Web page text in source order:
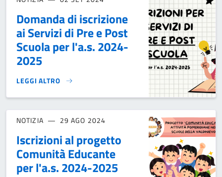
Domanda di iscrizione
ai Servizi di Pre e Post
Scuola per l'a.s. 2024-
2025
LEGGI ALTRO
DOMANDA DI ISCRIZIONE AI SERVIZI DI PRE E POST
NOTIZIA 29 AGO 2024
Iscrizioni al progetto
Comunità Educante
per l'a.s. 2024-2025